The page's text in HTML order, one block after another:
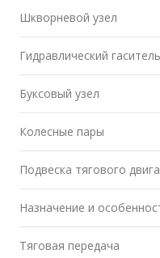
Шкворневой узел
Гидравлический
Буксовый узел
Колесные пары
Подвеска тягового
Назначение и
Тяговая передача